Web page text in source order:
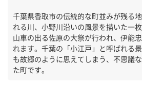
千葉県香取市の伝統的な町並みが残る
れる川、小野川沿いの風景を描いた一
山車の出る佐原の大祭が行われ、伊能
れます。千葉の「小江戸」と呼ばれる
も故郷のように思えてしまう、不思議
た町です。